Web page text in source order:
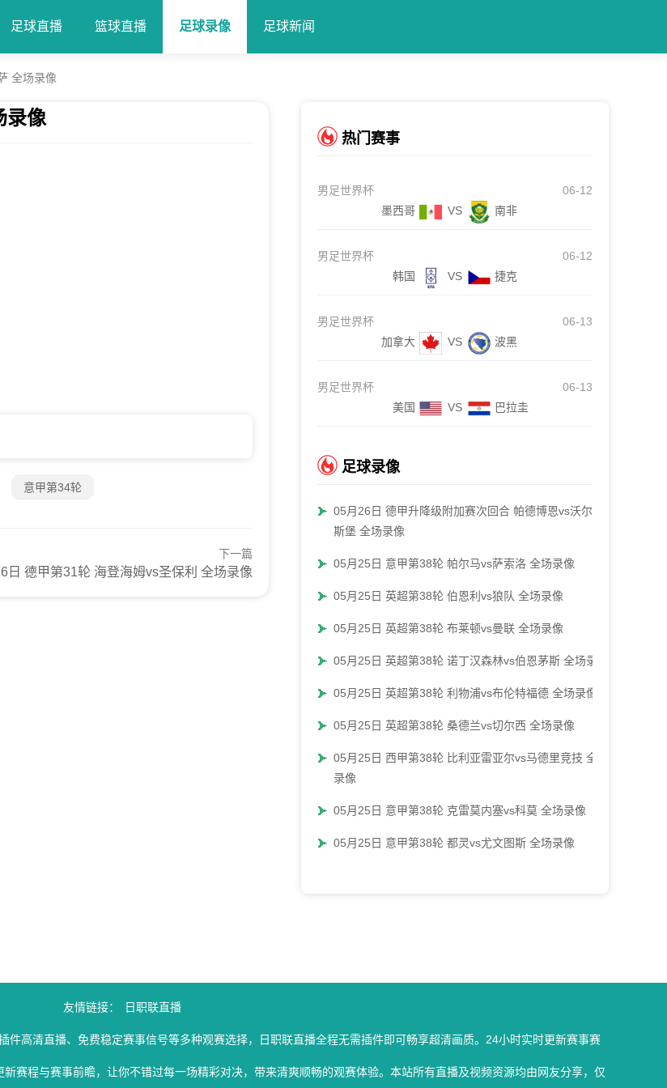
足球直播 篮球直播 足球录像 足球新闻
全场录像
录像
意甲第34轮
下一篇
日 德甲第31轮 海登海姆vs圣保利 全场录像
热门赛事
男足世界杯
06-12
墨西哥
VS 南非
男足世界杯
06-12
韩国
VS 捷克
男足世界杯
06-13
加拿大
VS 波黑
男足世界杯
06-13
美国
VS 巴拉圭
足球录像
05月26日 德甲升降级附加赛次回合 帕德博恩vs沃尔夫
斯堡 全场录像
05月25日 意甲第38轮 帕尔马vs萨索洛 全场录像
05月25日 英超第38轮 伯恩利vs狼队 全场录像
05月25日 英超第38轮 布莱顿vs曼联 全场录像
05月25日 英超第38轮 诺丁汉森林vs伯恩茅斯 全场录像
05月25日 英超第38轮 利物浦vs布伦特福德 全场录像
05月25日 英超第38轮 桑德兰vs切尔西 全场录像
05月25日 西甲第38轮 比利亚雷亚尔vs马德里竞技 全场
录像
05月25日 意甲第38轮 克雷莫内塞vs科莫 全场录像
05月25日 意甲第38轮 都灵vs尤文图斯 全场录像
友情链接： 日职联直播
高清直播、免费稳定赛事信号等多种观赛选择，日职联直播全程无需插件即可畅享超清画质。24小时实时更新赛事赛
赛程与赛事前瞻，让你不错过每一场精彩对决，带来清爽顺畅的观赛体验。本站所有直播及视频资源均由网友分享，仅